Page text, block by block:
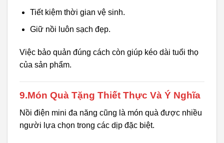
Tiết kiệm thời gian vệ sinh.
Giữ nồi luôn sạch đẹp.
Việc bảo quản đúng cách còn giúp kéo dài tuổi thọ
của sản phẩm.
9.Món Quà Tặng Thiết Thực Và Ý Nghĩa
Nồi điện mini đa năng cũng là món quà được nhiều
người lựa chọn trong các dịp đặc biệt.